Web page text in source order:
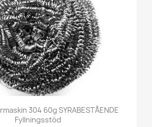
304 60g SYRABESTÅENDE
Fyllningsstöd